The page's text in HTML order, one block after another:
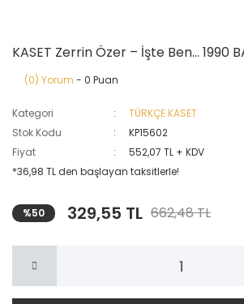
KASET Zerrin Özer – İşte Ben... 1990
(0) Yorum - 0 Puan
Kategori
TÜRKÇE KASET
Stok Kodu
KP15602
Fiyat
552,07 TL + KDV
*36,98 TL den başlayan taksitlerle!
%50 329,55 TL 662,48 TL